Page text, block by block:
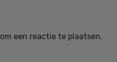
om een reactie te plaatsen.